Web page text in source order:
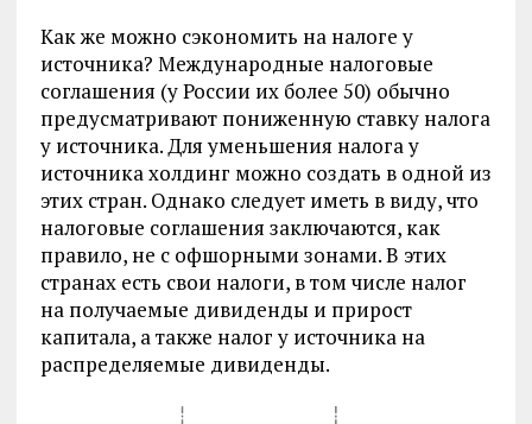
Как же можно сэкономить на налоге у
источника? Международные налоговые
соглашения (у России их более 50) обычно
предусматривают пониженную ставку налога
у источника. Для уменьшения налога у
источника холдинг можно создать в одной из
этих стран. Однако следует иметь в виду, что
налоговые соглашения заключаются, как
правило, не с офшорными зонами. В этих
странах есть свои налоги, в том числе налог
на получаемые дивиденды и прирост
капитала, а также налог у источника на
распределяемые дивиденды.